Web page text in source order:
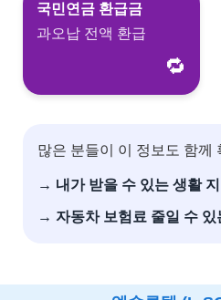
국민연금 환급금
과오납 전액 환급
🔁
많은 분들이 이 정보도 함께
→ 내가 받을 수 있는 생활
→ 자동차 보험료 줄일 수 있